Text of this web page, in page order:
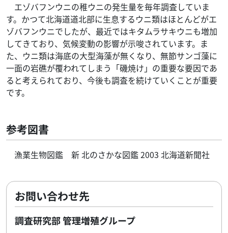
エゾバフンウニの稚ウニの発生量を毎年調査していま
す。かつて北海道道北部に生息するウニ類はほとんどがエ
ゾバフンウニでしたが、最近ではキタムラサキウニも増加
してきており、気候変動の影響が示唆されています。ま
た、ウニ類は海底の大型海藻が無くなり、無節サンゴ藻に
一面の岩礁が覆われてしまう「磯焼け」の重要な要因であ
ると考えられており、今後も調査を続けていくことが重要
です。
参考図書
漁業生物図鑑 新 北のさかな図鑑 2003 北海道新聞社
お問い合わせ先
調査研究部 管理増殖グループ